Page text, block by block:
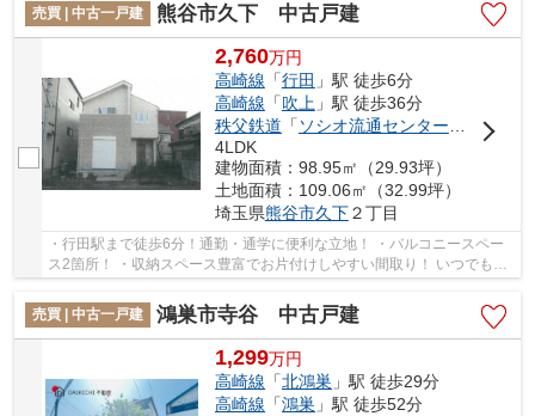
売買 | 中古一戸建
熊谷市久下 中古戸建
2,760万円
高崎線 「行田 」駅 徒歩6分
高崎線 「吹上 」駅 徒歩36分
秩父鉄道 「ソシオ流通センター 」駅 徒歩
4LDK
建物面積：98.95㎡（29.93坪）
土地面積：109.06㎡（32.99坪）
埼玉県熊谷市久下２丁目
・行田駅まで徒歩6分！通勤・通学に便利な立地！ ・バルコニースペー
ス2箇所！ ・収納スペース豊富でお片付けしやすい間取り！ いつでもお
気軽にお声がけください♪ 駅からの送迎が必...
売買 | 中古一戸建
鴻巣市寺谷 中古戸建
1,299万円
高崎線 「北鴻巣 」駅 徒歩29分
高崎線 「鴻巣 」駅 徒歩52分